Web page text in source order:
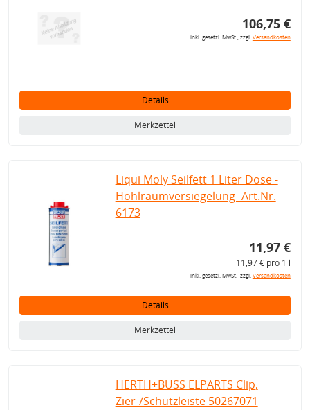
106,75 €
inkl. gesetzl. MwSt., zzgl.Versandkosten
Details
Merkzettel
Liqui Moly Seilfett 1 Liter Dose -
Hohlraumversiegelung -Art.Nr.
6173
11,97 €
11,97 € pro 1 l
inkl. gesetzl. MwSt., zzgl.Versandkosten
Details
Merkzettel
HERTH+BUSS ELPARTS Clip,
Zier-/Schutzleiste 50267071